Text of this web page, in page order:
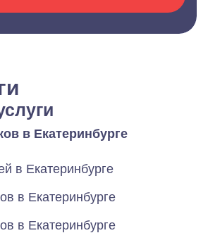
в Екатеринбурге
в Екатеринбурге
в Екатеринбурге
в Екатеринбурге